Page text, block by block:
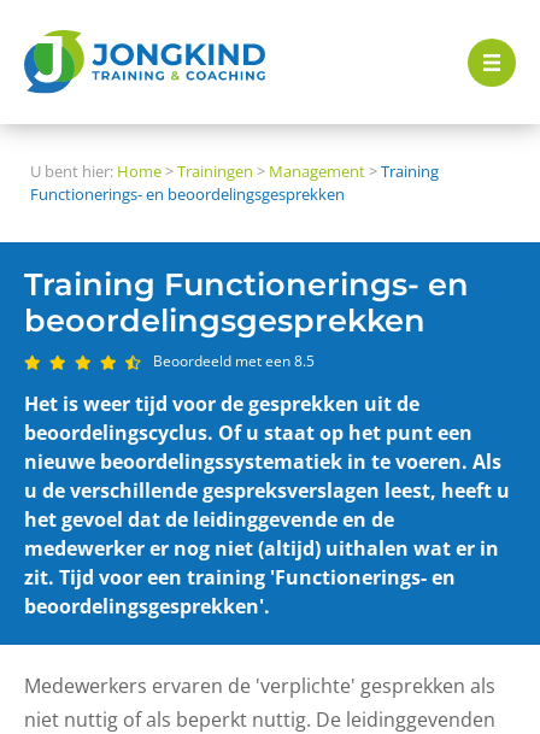
U bent hier: Home>Trainingen > Management>Training
Functionerings- en beoordelingsgesprekken
Training Functionerings- en
beoordelingsgesprekken
Beoordeeld met een 8.5
Het is weer tijd voor de gesprekken uit de
beoordelingscyclus. Of u staat op het punt een
nieuwe beoordelingssystematiek in te voeren. Als
u de verschillende gespreksverslagen leest, heeft u
het gevoel dat de leidinggevende en de
medewerker er nog niet (altijd) uithalen wat er in
zit. Tijd voor een training 'Functionerings- en
beoordelingsgesprekken'.
Medewerkers ervaren de 'verplichte' gesprekken als
niet nuttig of als beperkt nuttig. De leidinggevenden